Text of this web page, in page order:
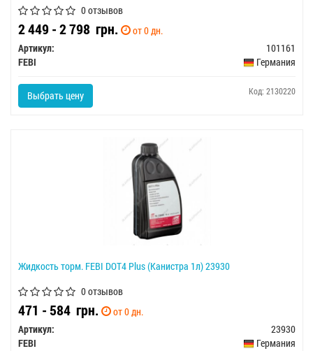
0 отзывов
2 449 - 2 798 грн.
от 0 дн.
Артикул:
101161
FEBI
Германия
Выбрать цену Код: 2130220
Жидкость торм. FEBI DOT4 Plus (Канистра 1л) 23930
0 отзывов
471 - 584 грн.
от 0 дн.
Артикул:
23930
FEBI
Германия